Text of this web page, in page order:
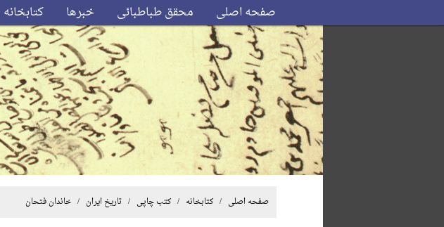
صفحه اصلی محقق طباطبائی خبرها کتابخانه
صفحه اصلی / کتابخانه /کتب چاپی /تاریخ ایران / خاندان فتحان